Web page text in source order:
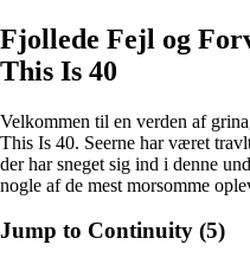
Fjollede Fejl og
This Is 40
Velkommen til en verden af
This Is 40. Seerne har været
der har sneget sig ind i denne
nogle af de mest morsomme
Jump to Continuity (5)